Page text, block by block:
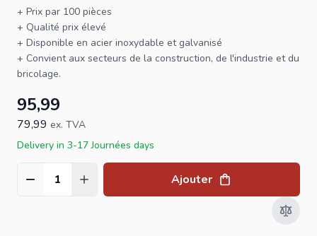
+ Prix par 100 pièces
+ Qualité prix élevé
+ Disponible en acier inoxydable et galvanisé
+ Convient aux secteurs de la construction, de l'industrie et du
bricolage.
95,99
79,99 ex. TVA
Delivery in 3-17 Journées days
Quantité Ajouter